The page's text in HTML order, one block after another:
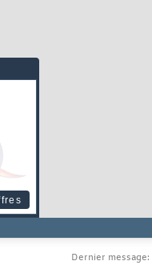
Dernier message: